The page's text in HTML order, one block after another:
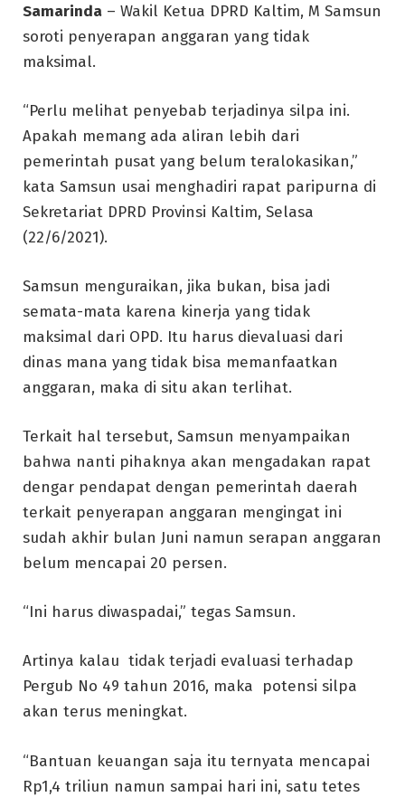
Samarinda – Wakil Ketua DPRD Kaltim, M Samsun
soroti penyerapan anggaran yang tidak
maksimal.
“Perlu melihat penyebab terjadinya silpa ini.
Apakah memang ada aliran lebih dari
pemerintah pusat yang belum teralokasikan,”
kata Samsun usai menghadiri rapat paripurna di
Sekretariat DPRD Provinsi Kaltim, Selasa
(22/6/2021).
Samsun menguraikan, jika bukan, bisa jadi
semata-mata karena kinerja yang tidak
maksimal dari OPD. Itu harus dievaluasi dari
dinas mana yang tidak bisa memanfaatkan
anggaran, maka di situ akan terlihat.
Terkait hal tersebut, Samsun menyampaikan
bahwa nanti pihaknya akan mengadakan rapat
dengar pendapat dengan pemerintah daerah
terkait penyerapan anggaran mengingat ini
sudah akhir bulan Juni namun serapan anggaran
belum mencapai 20 persen.
“Ini harus diwaspadai,” tegas Samsun.
Artinya kalau tidak terjadi evaluasi terhadap
Pergub No 49 tahun 2016, maka potensi silpa
akan terus meningkat.
“Bantuan keuangan saja itu ternyata mencapai
Rp1,4 triliun namun sampai hari ini, satu tetes